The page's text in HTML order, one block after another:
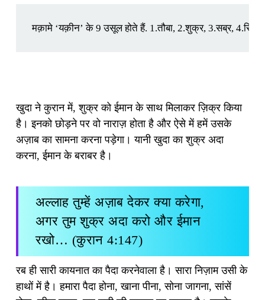
मक़ामे ‘यक़ीन’ के 9 उसूल होते हैं. 1.तौबा, 2.शुक्र, 3.सब्र,
खुदा ने कुरान में, शुक्र को ईमान के साथ मिलाकर ज़िक्र किया
है। इनको छोड़ने पर वो नाराज़ होता है और ऐसे में हमें उसके
अज़ाब का सामना करना पड़ेगा। यानी खुदा का शुक्र अदा
करना, ईमान के बराबर है।
अल्लाह तुम्हें अज़ाब देकर क्या करेगा,
अगर तुम शुक्र अदा करो और ईमान
रखो… (कुरान 4:147)
रब ही सारी कायनात का पैदा करनेवाला है। सारा निज़ाम उसी के
हाथों में है। हमारा पैदा होना, खाना पीना, सोना जागना, सांसें